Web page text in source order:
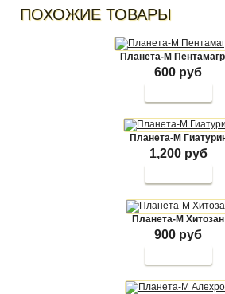
ПОХОЖИЕ ТОВАРЫ
Планета-М
600 руб
Планета-М
1,200 руб
Планета-М Хитозан
900 руб